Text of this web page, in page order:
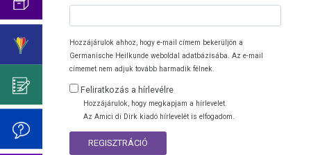
pszicho-
onkológiától
Germanische
Heilkunde
Viselkedési
Az
Hasnyálmirigy
Hodgkin/Non-
Hodgkin
Neurodermatitis
Orr
oldal
szerkesztés
alatt
áll.
Heilkunde
ismereteinek
elnyomása
Dr.
Hamer
Mein
Studentenmädchen
című
Születésnapi
koncert
2019
Hozzájárulok ahhoz, hogy e-mail címem bekerüljön a
Germanische Heilkunde weboldal adatbázisába. Az e-mail
címemet nem adjuk tovább harmadik félnek.
Feliratkozás a hírlevélre
Hozzájárulok, hogy megkapjam a hírlevelet.
Az Amici di Dirk kiadó hírlevelét is elfogadom.
REGISZTRÁCIÓ